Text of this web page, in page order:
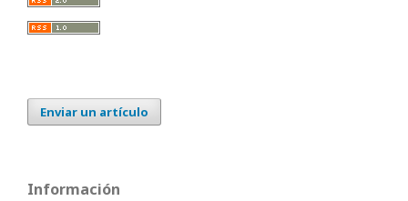
Enviar un artículo
Información